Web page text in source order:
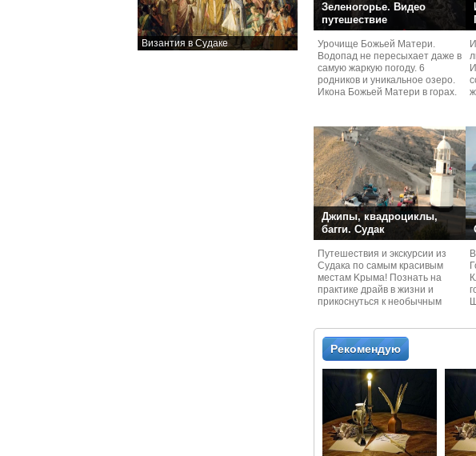
Византия в Судаке
Зеленогорье. Видео
путешествие
Урочище Божьей Матери.
Водопад не пересыхает даже в
самую жаркую погоду. 6
родников и уникальное озеро.
Икона Божьей Матери в горах.
Джипы, квадроциклы,
багги. Судак
Путешествия и экскурcии из
Судaка по самым красивым
местам Kрыма! Познать на
практике драйв в жизни и
прикоснуться к необычным
Рекомендую